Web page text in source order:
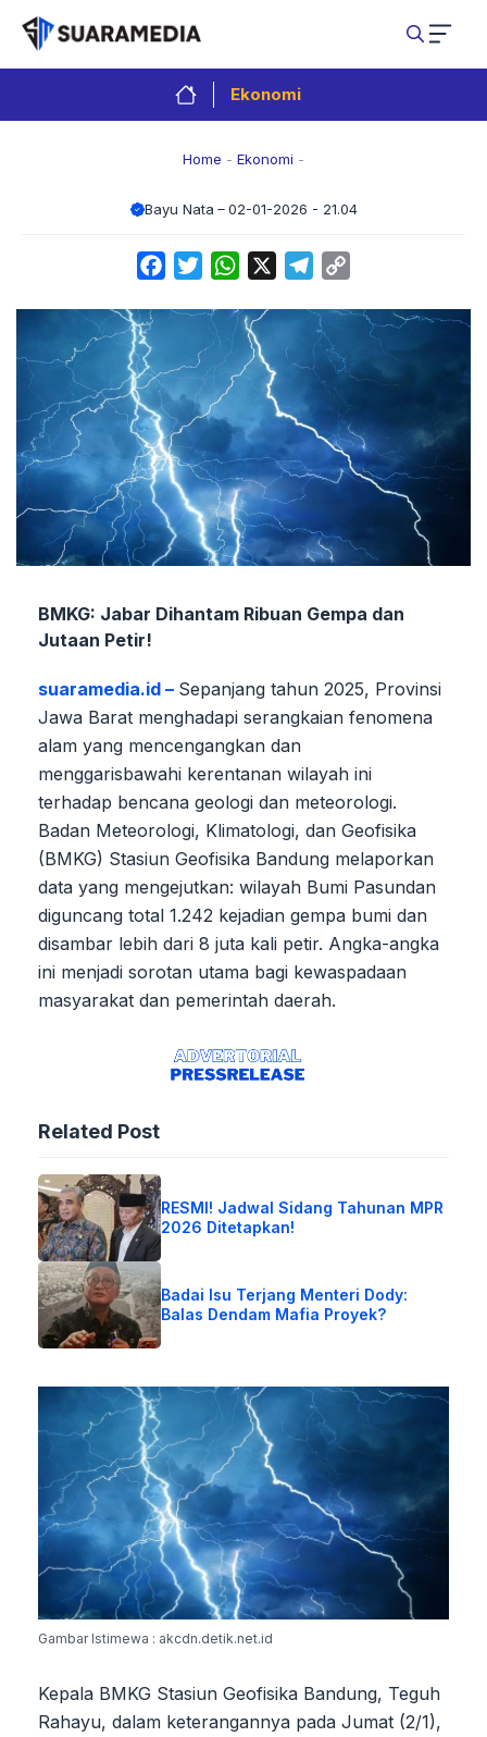
Langsung
isi
Ekonomi
Home - Ekonomi -
Bayu Nata 02-01-2026 - 21.04
FacebookTwitterWhatsApp Telegram
BMKG: Jabar Dihantam Ribuan Gempa dan
Jutaan Petir!
suaramedia.id – Sepanjang tahun 2025, Provinsi
Jawa Barat menghadapi serangkaian fenomena
alam yang mencengangkan dan
menggarisbawahi kerentanan wilayah ini
terhadap bencana geologi dan meteorologi.
Badan Meteorologi, Klimatologi, dan Geofisika
(BMKG) Stasiun Geofisika Bandung melaporkan
data yang mengejutkan: wilayah Bumi Pasundan
diguncang total 1.242 kejadian gempa bumi dan
disambar lebih dari 8 juta kali petir. Angka-angka
ini menjadi sorotan utama bagi kewaspadaan
masyarakat dan pemerintah daerah.
Related Post
RESMI! Jadwal Sidang Tahunan MPR
2026 Ditetapkan!
Badai Isu Terjang Menteri Dody:
Balas Dendam Mafia Proyek?
Gambar Istimewa : akcdn.detik.net.id
Kepala BMKG Stasiun Geofisika Bandung, Teguh
Rahayu, dalam keterangannya pada Jumat (2/1),